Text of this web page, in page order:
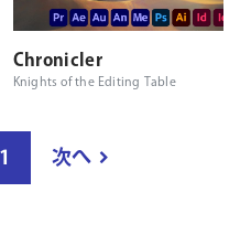
Chronicler
Knights of the Editing Table
1 次へ